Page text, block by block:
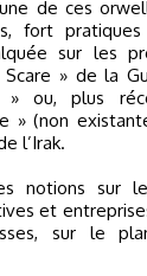
de ces
fort
sur les
» de la
» ou, plus
» (non
l’Irak.
notions sur
et
sur le